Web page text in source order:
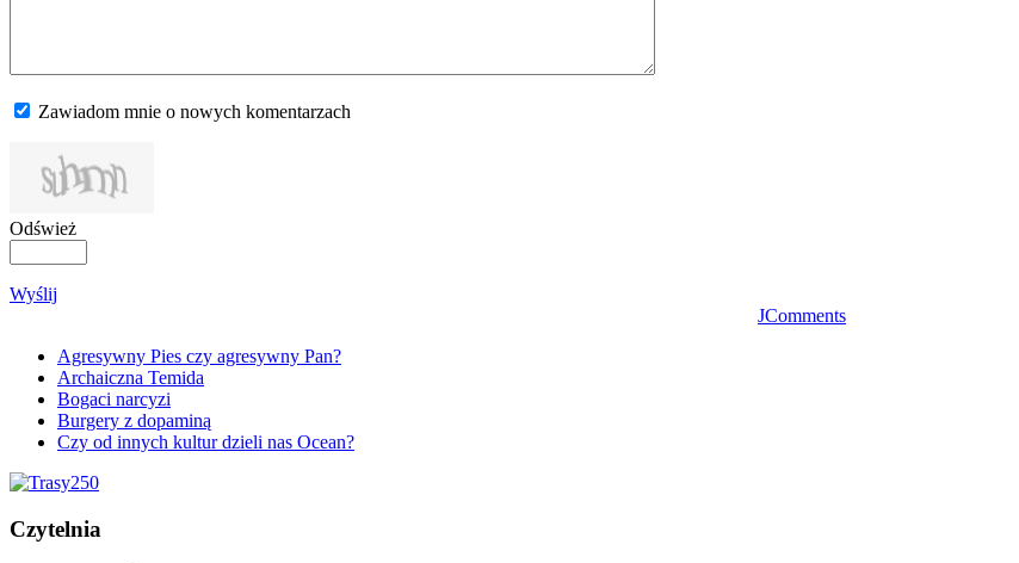
Zawiadom mnie o nowych komentarzach
Odśwież
Wyślij
JComments
Agresywny Pies czy agresywny Pan?
Archaiczna Temida
Bogaci narcyzi
Burgery z dopaminą
Czy od innych kultur dzieli nas Ocean?
Czytelnia